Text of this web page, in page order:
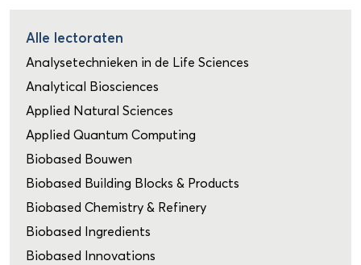
Alle lectoraten
Analysetechnieken in de Life Sciences
Analytical Biosciences
Applied Natural Sciences
Applied Quantum Computing
Biobased Bouwen
Biobased Building Blocks & Products
Biobased Chemistry & Refinery
Biobased Ingredients
Biobased Innovations